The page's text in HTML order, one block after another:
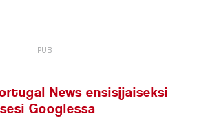
News ensisijaiseksi
Googlessa